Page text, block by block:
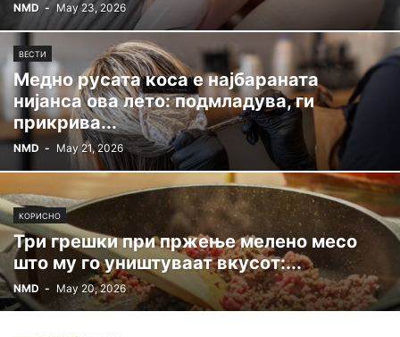
NMD - May 23, 2026
ВЕСТИ
Медно русата коса е најбараната
нијанса ова лето: подмладува, ги
прикрива...
NMD - May 21, 2026
КОРИСНО
Три грешки при пржење мелено месо
што му го уништуваат вкусот:...
NMD - May 20, 2026